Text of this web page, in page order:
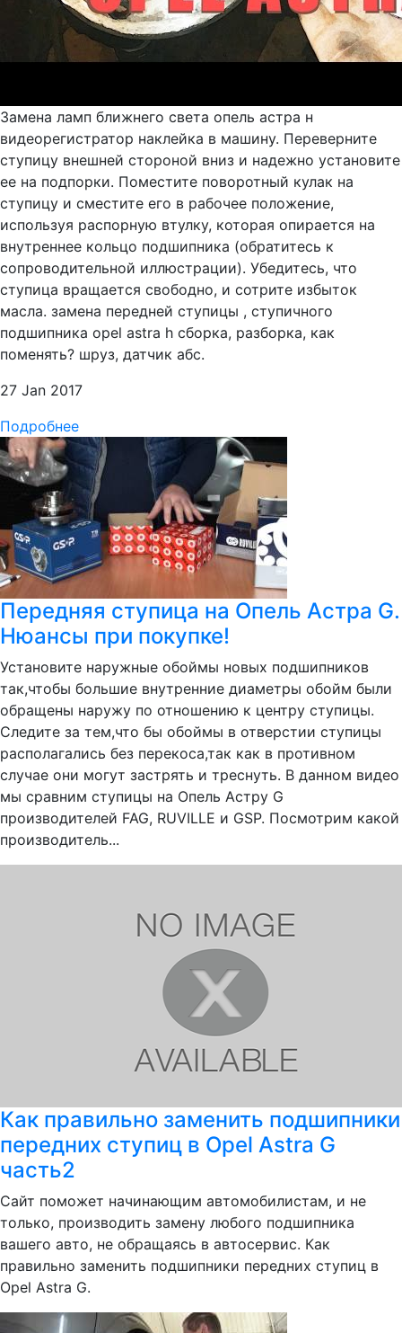
Замена ламп ближнего света опель астра н
видеорегистратор наклейка в машину. Переверните
ступицу внешней стороной вниз и надежно установите
ее на подпорки. Поместите поворотный кулак на
ступицу и сместите его в рабочее положение,
используя распорную втулку, которая опирается на
внутреннее кольцо подшипника (обратитесь к
сопроводительной иллюстрации). Убедитесь, что
ступица вращается свободно, и сотрите избыток
масла. замена передней ступицы , ступичного
подшипника opel astra h сборка, разборка, как
поменять? шруз, датчик абс.
27 Jan 2017
Подробнее
Передняя ступица на Опель Астра G.
Нюансы при покупке!
Установите наружные обоймы новых подшипников
так,чтобы большие внутренние диаметры обойм были
обращены наружу по отношению к центру ступицы.
Следите за тем,что бы обоймы в отверстии ступицы
располагались без перекоса,так как в противном
случае они могут застрять и треснуть. В данном видео
мы сравним ступицы на Опель Астру G
производителей FAG, RUVILLE и GSP. Посмотрим какой
производитель...
Как правильно заменить подшипники
передних ступиц в Opel Astra G
часть2
Сайт поможет начинающим автомобилистам, и не
только, производить замену любого подшипника
вашего авто, не обращаясь в автосервис. Как
правильно заменить подшипники передних ступиц в
Opel Astra G.